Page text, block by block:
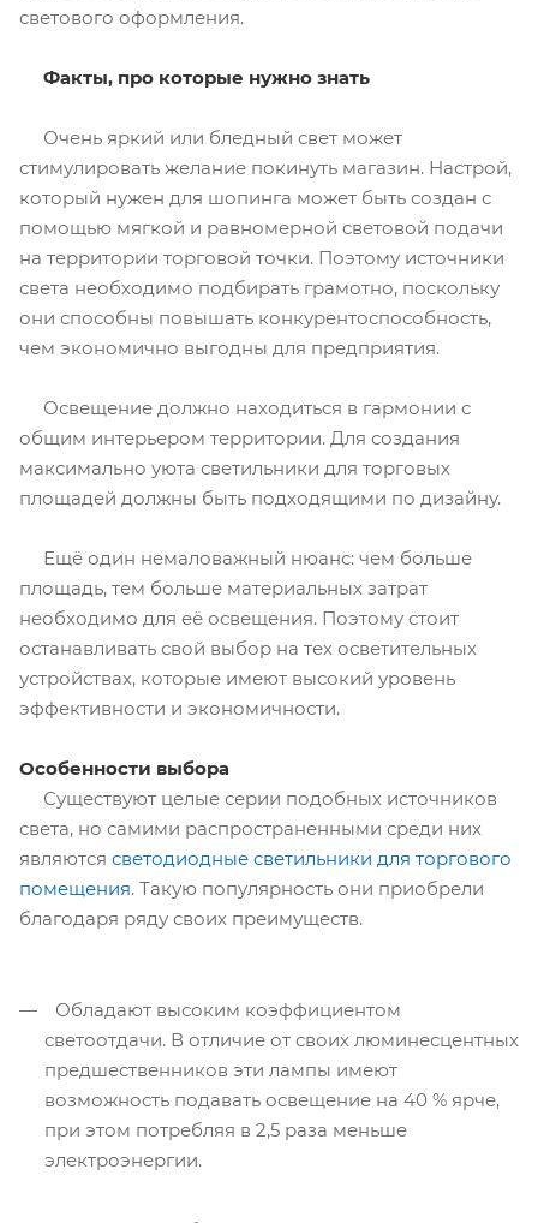
светового оформления.
Факты, про которые нужно знать
Очень яркий или бледный свет может
стимулировать желание покинуть магазин. Настрой,
который нужен для шопинга может быть создан с
помощью мягкой и равномерной световой подачи
на территории торговой точки. Поэтому источники
света необходимо подбирать грамотно, поскольку
они способны повышать конкурентоспособность,
чем экономично выгодны для предприятия.
Освещение должно находиться в гармонии с
общим интерьером территории. Для создания
максимально уюта светильники для торговых
площадей должны быть подходящими по дизайну.
Ещё один немаловажный нюанс: чем больше
площадь, тем больше материальных затрат
необходимо для её освещения. Поэтому стоит
останавливать свой выбор на тех осветительных
устройствах, которые имеют высокий уровень
эффективности и экономичности.
Особенности выбора
Существуют целые серии подобных источников
света, но самими распространенными среди них
являются светодиодные светильники для торгового
помещения. Такую популярность они приобрели
благодаря ряду своих преимуществ.
Обладают высоким коэффициентом
светоотдачи. В отличие от своих люминесцентных
предшественников эти лампы имеют
возможность подавать освещение на 40 % ярче,
при этом потребляя в 2,5 раза меньше
электроэнергии.